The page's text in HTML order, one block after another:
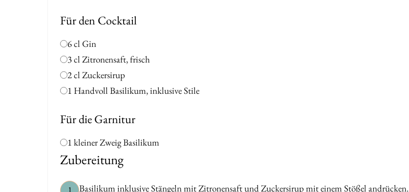
Für den Cocktail
6 cl Gin
3 cl Zitronensaft, frisch
2 cl Zuckersirup
1 Handvoll Basilikum, inklusive Stile
Für die Garnitur
1 kleiner Zweig Basilikum
Zubereitung
1 Basilikum inklusive Stängeln mit Zitronensaft und Zuckersirup mit einem Stößel andrücken.